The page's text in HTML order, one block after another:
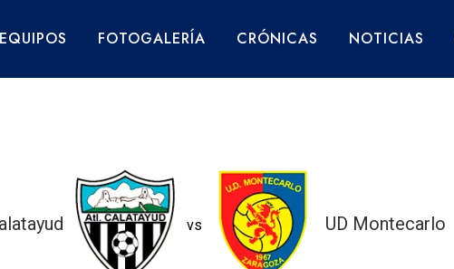
EQUIPOS FOTOGALERÍA CRÓNICAS NOTICIAS
vs UD Montecarlo